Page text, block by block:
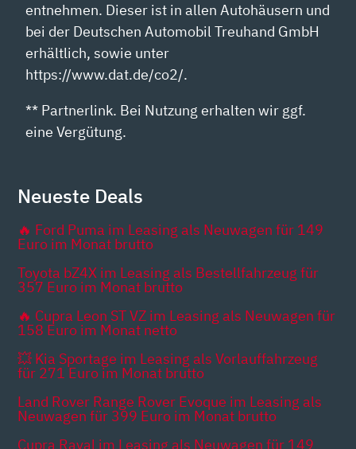
entnehmen. Dieser ist in allen Autohäusern und
bei der Deutschen Automobil Treuhand GmbH
erhältlich, sowie unter
https://www.dat.de/co2/.
** Partnerlink. Bei Nutzung erhalten wir ggf.
eine Vergütung.
Neueste Deals
🔥 Ford Puma im Leasing als Neuwagen für 149
Euro im Monat brutto
Toyota bZ4X im Leasing als Bestellfahrzeug für
357 Euro im Monat brutto
🔥 Cupra Leon ST VZ im Leasing als Neuwagen für
158 Euro im Monat netto
💥 Kia Sportage im Leasing als Vorlauffahrzeug
für 271 Euro im Monat brutto
Land Rover Range Rover Evoque im Leasing als
Neuwagen für 399 Euro im Monat brutto
Cupra Raval im Leasing als Neuwagen für 149